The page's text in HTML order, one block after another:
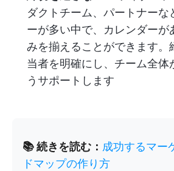
ダクトチーム、パートナーな
ーが多い中で、カレンダーが
みを揃えることができます。
当者を明確にし、チーム全体
うサポートします
📚 続きを読む： 成功するマー
ドマップの作り方